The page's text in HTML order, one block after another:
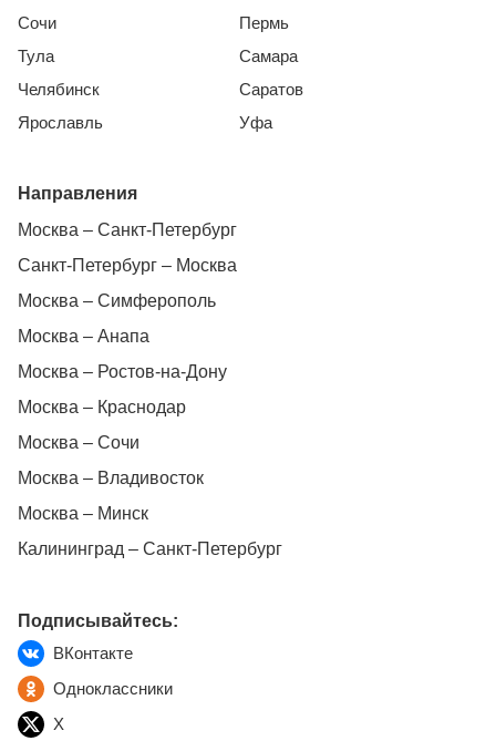
Сочи
Тула
Челябинск
Ярославль
Пермь
Самара
Саратов
Уфа
Направления
Москва – Санкт-Петербург
Санкт-Петербург – Москва
Москва – Симферополь
Москва – Анапа
Москва – Ростов-на-Дону
Москва – Краснодар
Москва – Сочи
Москва – Владивосток
Москва – Минск
Калининград – Санкт-Петербург
Подписывайтесь:
ВКонтакте
Одноклассники
X